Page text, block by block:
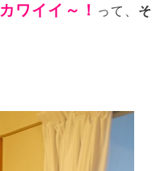
カワイイ～！ って、 そ